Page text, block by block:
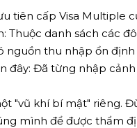
tiên cấp Visa Multiple
Thuộc danh sách các
nguồn thu nhập ổn
đây: Đã từng nhập
"vũ khí bí mật" riêng.
mình để được thẩm